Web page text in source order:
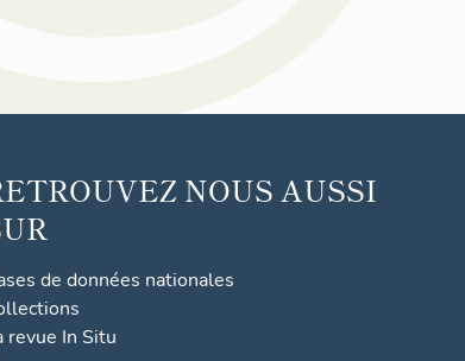
NOUS AUSSI
de données nationales
revue In Situ